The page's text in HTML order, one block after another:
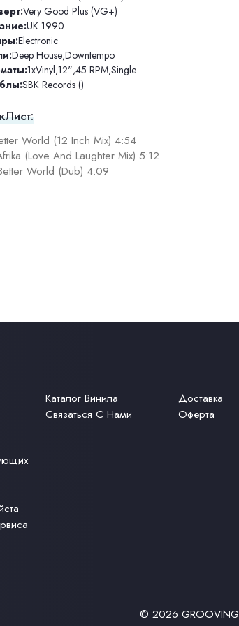
Very Good Plus (VG+)
UK 1990
Electronic
Deep House,Downtempo
1xVinyl,12",45 RPM,Single
SBK Records ()
World (12 Inch Mix) 4:54
(Love And Laughter Mix) 5:12
World (Dub) 4:09
Каталог Винила
Связаться С Нами
Доставка
Оферта
© 2026 GROOVING